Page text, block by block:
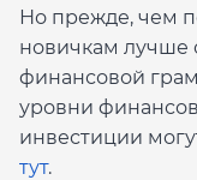
Но прежде, чем
новичкам лучше
финансовой
уровни
инвестиции
тут.